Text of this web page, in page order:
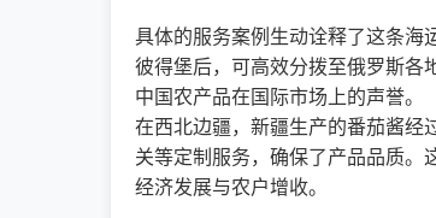
具体的服务案例生动诠释了这条海
彼得堡后，可高效分拨至俄罗斯各
中国农产品在国际市场上的声誉。
在西北边疆，新疆生产的番茄酱经
关等定制服务，确保了产品品质。
经济发展与农户增收。